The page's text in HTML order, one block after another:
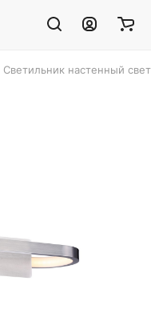
Светильник настенный